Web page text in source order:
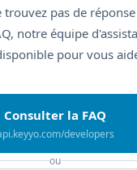
trouvez pas de
notre équipe
pour vous
Consulter la FAQ
developers
ou